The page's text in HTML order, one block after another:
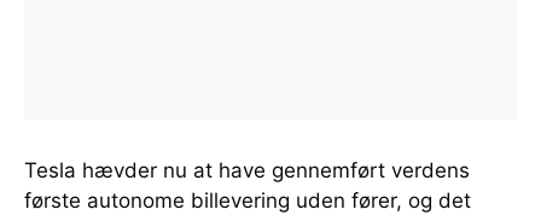
Tesla hævder nu at have gennemført verdens
første autonome billevering uden fører, og det